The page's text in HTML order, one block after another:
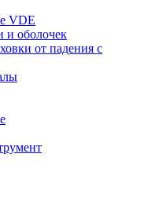
VDE
и оболочек
от падения с